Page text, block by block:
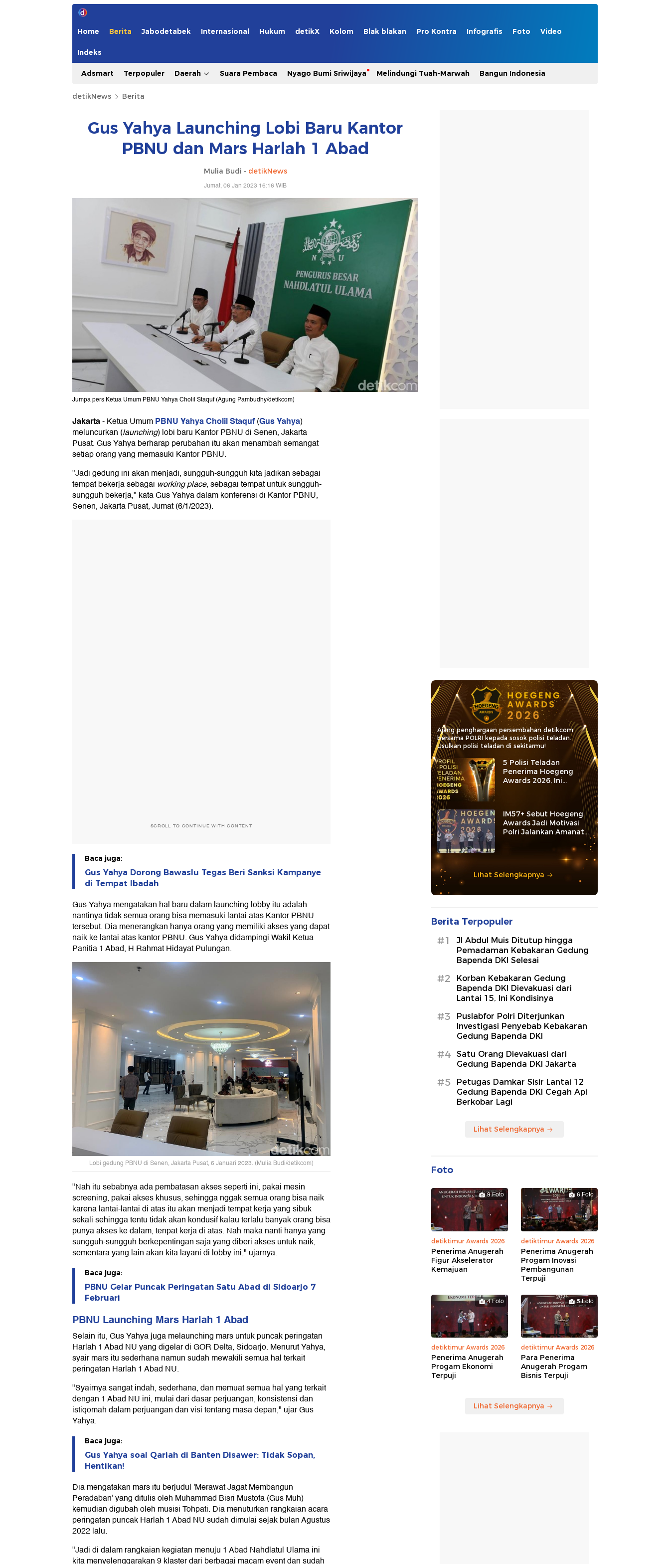
Home Berita Jabodetabek Internasional Hukum detikX Kolom Blak blakan Pro Kontra Infografis Foto Video
Indeks
Adsmart Terpopuler Daerah Suara Pembaca Nyago Bumi Sriwijaya Melindungi Tuah-Marwah Bangun Indonesia
detikNews Berita
Gus Yahya Launching Lobi Baru Kantor
PBNU dan Mars Harlah 1 Abad
Mulia Budi - detikNews
Jumat, 06 Jan 2023 16:16 WIB
Jumpa pers Ketua Umum PBNU Yahya Cholil Staquf (Agung Pambudhy/detikcom)
Jakarta-Ketua UmumPBNUYahya Cholil Staquf(Gus Yahya)
meluncurkan (launching) lobi baru Kantor PBNU di Senen, Jakarta
Pusat. Gus Yahya berharap perubahan itu akan menambah semangat
setiap orang yang memasuki Kantor PBNU.
"Jadi gedung ini akan menjadi, sungguh-sungguh kita jadikan sebagai
tempat bekerja sebagai working place, sebagai tempat untuk sungguh-
sungguh bekerja," kata Gus Yahya dalam konferensi di Kantor PBNU,
Senen, Jakarta Pusat, Jumat (6/1/2023).
SCROLL TO CONTINUE WITH CONTENT
Baca juga:
Gus Yahya Dorong Bawaslu Tegas Beri Sanksi Kampanye
di Tempat Ibadah
Gus Yahya mengatakan hal baru dalam launching lobby itu adalah
nantinya tidak semua orang bisa memasuki lantai atas Kantor PBNU
tersebut. Dia menerangkan hanya orang yang memiliki akses yang dapat
naik ke lantai atas kantor PBNU. Gus Yahya didampingi Wakil Ketua
Panitia 1 Abad, H Rahmat Hidayat Pulungan.
Lobi gedung PBNU di Senen, Jakarta Pusat, 6 Januari 2023. (Mulia Budi/detikcom)
"Nah itu sebabnya ada pembatasan akses seperti ini, pakai mesin
screening, pakai akses khusus, sehingga nggak semua orang bisa naik
karena lantai-lantai di atas itu akan menjadi tempat kerja yang sibuk
sekali sehingga tentu tidak akan kondusif kalau terlalu banyak orang bisa
punya akses ke dalam, tenpat kerja di atas. Nah maka nanti hanya yang
sungguh-sungguh berkepentingan saja yang diberi akses untuk naik,
sementara yang lain akan kita layani di lobby ini," ujarnya.
Baca juga:
PBNU Gelar Puncak Peringatan Satu Abad di Sidoarjo 7
Februari
PBNU Launching Mars Harlah 1 Abad
Selain itu, Gus Yahya juga melaunching mars untuk puncak peringatan
Harlah 1 Abad NU yang digelar di GOR Delta, Sidoarjo. Menurut Yahya,
syair mars itu sederhana namun sudah mewakili semua hal terkait
peringatan Harlah 1 Abad NU.
"Syairnya sangat indah, sederhana, dan memuat semua hal yang terkait
dengan 1 Abad NU ini, mulai dari dasar perjuangan, konsistensi dan
istiqomah dalam perjuangan dan visi tentang masa depan," ujar Gus
Yahya.
Baca juga:
Gus Yahya soal Qariah di Banten Disawer: Tidak Sopan,
Hentikan!
Dia mengatakan mars itu berjudul 'Merawat Jagat Membangun
Peradaban' yang ditulis oleh Muhammad Bisri Mustofa (Gus Muh)
kemudian digubah oleh musisi Tohpati. Dia menuturkan rangkaian acara
peringatan puncak Harlah 1 Abad NU sudah dimulai sejak bulan Agustus
2022 lalu.
"Jadi di dalam rangkaian kegiatan menuju 1 Abad Nahdlatul Ulama ini
kita menyelenggarakan 9 klaster dari berbagai macam event dan sudah
Ajang penghargaan persembahan detikcom
bersama POLRI kepada sosok polisi teladan.
Usulkan polisi teladan di sekitarmu!
5 Polisi Teladan
Penerima Hoegeng
Awards 2026, Ini
Kategori dan Kiprahnya
IM57+ Sebut Hoegeng
Awards Jadi Motivasi
Polri Jalankan Amanat
Lihat Selengkapnya
Berita Terpopuler
#1
Jl Abdul Muis Ditutup hingga
Pemadaman Kebakaran Gedung
Bapenda DKI Selesai
#2
Korban Kebakaran Gedung
Bapenda DKI Dievakuasi dari
Lantai 15, Ini Kondisinya
#3
Puslabfor Polri Diterjunkan
Investigasi Penyebab Kebakaran
Gedung Bapenda DKI
#4
Satu Orang Dievakuasi dari
Gedung Bapenda DKI Jakarta
#5
Petugas Damkar Sisir Lantai 12
Gedung Bapenda DKI Cegah Api
Berkobar Lagi
Lihat Selengkapnya
Foto
9 Foto
detiktimur Awards 2026
Penerima Anugerah
Figur Akselerator
Kemajuan
6 Foto
detiktimur Awards 2026
Penerima Anugerah
Progam Inovasi
Pembangunan
Terpuji
4 Foto
detiktimur Awards 2026
Penerima Anugerah
Progam Ekonomi
Terpuji
5 Foto
detiktimur Awards 2026
Para Penerima
Anugerah Progam
Bisnis Terpuji
Lihat Selengkapnya